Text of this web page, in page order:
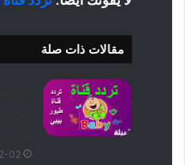
مقالات ذات صلة
02